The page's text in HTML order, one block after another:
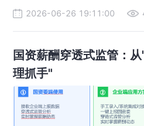
阅读量100+万，活动品牌效应持续
2026-06-26 19:11:00
国资薪酬穿透式监管：
理抓手"